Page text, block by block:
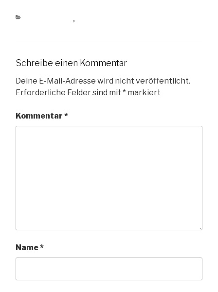
,
Schreibe einen Kommentar
Deine E-Mail-Adresse wird nicht veröffentlicht.
Erforderliche Felder sind mit * markiert
Kommentar *
Name*